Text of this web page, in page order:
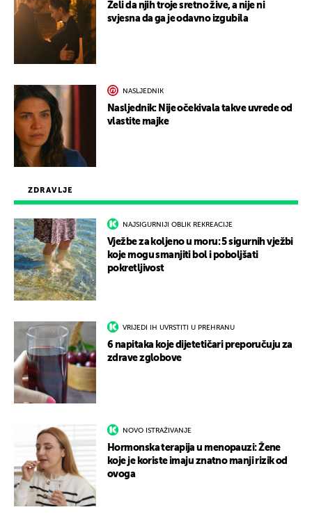
ZDRAVLJE
NAJSIGURNIJI OBLIK REKREACIJE
Vježbe za koljeno u moru: 5 sigurnih vježbi
koje mogu smanjiti bol i poboljšati
pokretljivost
VRIJEDI IH UVRSTITI U PREHRANU
6 napitaka koje dijetetičari preporučuju za
zdrave zglobove
NOVO ISTRAŽIVANJE
Hormonska terapija u menopauzi: Žene
koje je koriste imaju znatno manji rizik od
ovoga
Želi da njih troje sretno žive, a nije ni
svjesna da ga je odavno izgubila
NASLJEDNIK
Nasljednik: Nije očekivala takve uvrede od
vlastite majke